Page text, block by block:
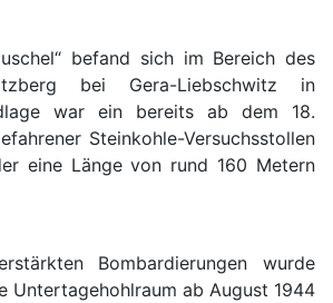
befand sich im Bereich des
bei Gera-Liebschwitz in
war ein bereits ab dem 18.
Steinkohle-Versuchsstollen
eine Länge von rund 160 Metern
Bombardierungen wurde
Untertagehohlraum ab August 1944